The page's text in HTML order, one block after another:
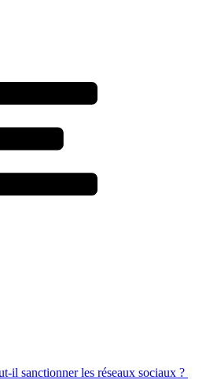
il sanctionner les réseaux sociaux ?